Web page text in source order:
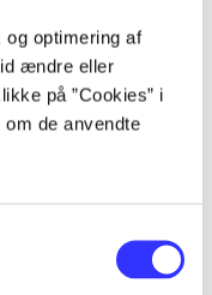
optimering af
ændre eller
på ”Cookies” i
de anvendte